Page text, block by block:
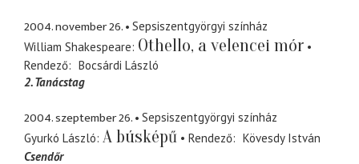
2004. november 26.
Sepsiszentgyörgyi színház
William Shakespeare Othello, a velencei mór
Rendező
Bocsárdi László
2. Tanácstag
2004. szeptember 26.
Sepsiszentgyörgyi színház
Gyurkó László A búsképű Rendező
Kövesdy István
Csendőr